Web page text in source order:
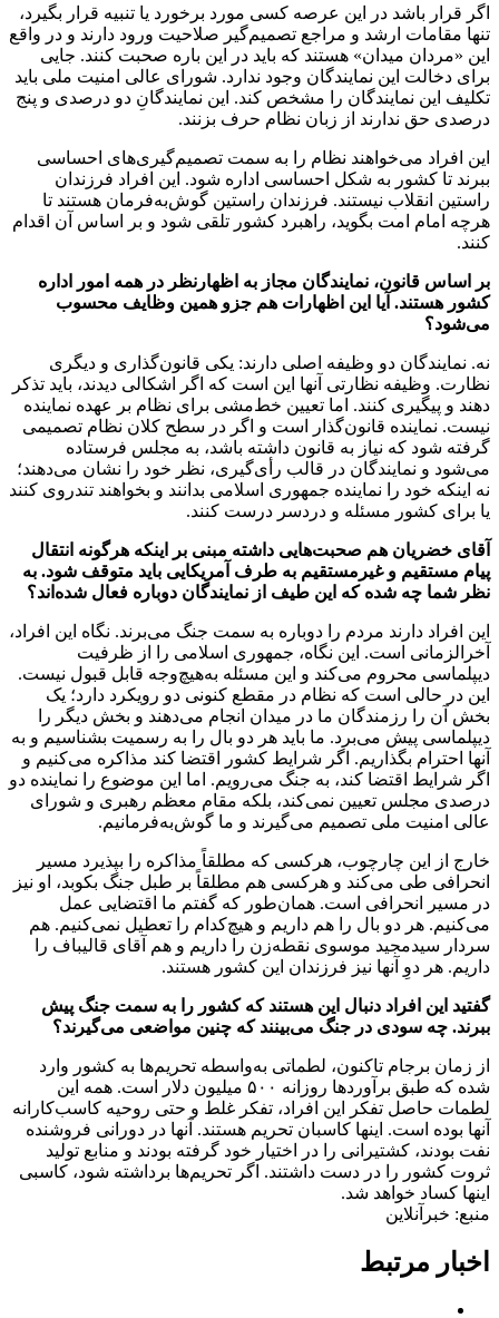
اگر قرار باشد در این عرصه کسی مورد برخورد یا تنبیه قرار بگیرد،
تنها مقامات ارشد و مراجع تصمیم‌گیر صلاحیت ورود دارند و در واقع
این «مردان میدان» هستند که باید در این باره صحبت کنند. جایی
برای دخالت این نمایندگان وجود ندارد. شورای عالی امنیت ملی باید
تکلیف این نمایندگان را مشخص کند. این نمایندگانِ دو درصدی و پنج
درصدی حق ندارند از زبان نظام حرف بزنند.
این افراد می‌خواهند نظام را به سمت تصمیم‌گیری‌های احساسی
ببرند تا کشور به شکل احساسی اداره شود. این افراد فرزندان
راستین انقلاب نیستند. فرزندان راستین گوش‌به‌فرمان هستند تا
هرچه امام امت بگوید، راهبرد کشور تلقی شود و بر اساس آن اقدام
کنند.
بر اساس قانون، نمایندگان مجاز به اظهارنظر در همه امور اداره
کشور هستند. آیا این اظهارات هم جزو همین وظایف محسوب
می‌شود؟
نه. نمایندگان دو وظیفه اصلی دارند: یکی قانون‌گذاری و دیگری
نظارت. وظیفه نظارتی آنها این است که اگر اشکالی دیدند، باید تذکر
دهند و پیگیری کنند. اما تعیین خط‌مشی برای نظام بر عهده نماینده
نیست. نماینده قانون‌گذار است و اگر در سطح کلان نظام تصمیمی
گرفته شود که نیاز به قانون داشته باشد، به مجلس فرستاده
می‌شود و نمایندگان در قالب رأی‌گیری، نظر خود را نشان می‌دهند؛
نه اینکه خود را نماینده جمهوری اسلامی بدانند و بخواهند تندروی کنند
یا برای کشور مسئله و دردسر درست کنند.
آقای خضریان هم صحبت‌هایی داشته مبنی بر اینکه هرگونه انتقال
پیام مستقیم و غیرمستقیم به طرف آمریکایی باید متوقف شود. به
نظر شما چه شده که این طیف از نمایندگان دوباره فعال شده‌اند؟
این افراد دارند مردم را دوباره به سمت جنگ می‌برند. نگاه این افراد،
آخرالزمانی است. این نگاه، جمهوری اسلامی را از ظرفیت
دیپلماسی محروم می‌کند و این مسئله به‌هیچ‌وجه قابل قبول نیست.
این در حالی است که نظام در مقطع کنونی دو رویکرد دارد؛ یک
بخش آن را رزمندگان ما در میدان انجام می‌دهند و بخش دیگر را
دیپلماسی پیش می‌برد. ما باید هر دو بال را به رسمیت بشناسیم و به
آنها احترام بگذاریم. اگر شرایط کشور اقتضا کند مذاکره می‌کنیم و
اگر شرایط اقتضا کند، به جنگ می‌رویم. اما این موضوع را نماینده دو
درصدی مجلس تعیین نمی‌کند، بلکه مقام معظم رهبری و شورای
عالی امنیت ملی تصمیم می‌گیرند و ما گوش‌به‌فرمانیم.
خارج از این چارچوب، هرکسی که مطلقاً مذاکره را بپذیرد مسیر
انحرافی طی می‌کند و هرکسی هم مطلقاً بر طبل جنگ بکوبد، او نیز
در مسیر انحرافی است. همان‌طور که گفتم ما اقتضایی عمل
می‌کنیم. هر دو بال را هم داریم و هیچ‌کدام را تعطیل نمی‌کنیم. هم
سردار سیدمجید موسوی نقطه‌زن را داریم و هم آقای قالیباف را
داریم. هر دوِ آنها نیز فرزندان این کشور هستند.
گفتید این افراد دنبال این هستند که کشور را به سمت جنگ پیش
ببرند. چه سودی در جنگ می‌بینند که چنین مواضعی می‌گیرند؟
از زمان برجام تاکنون، لطماتی به‌واسطه تحریم‌ها به کشور وارد
شده که طبق برآورد‌ها روزانه ۵۰۰ میلیون دلار است. همه این
لطمات حاصل تفکر این افراد، تفکر غلط و حتی روحیه کاسب‌کارانه
آنها بوده است. اینها کاسبان تحریم هستند. آنها در دورانی فروشنده
نفت بودند، کشتیرانی را در اختیار خود گرفته بودند و منابع تولید
ثروت کشور را در دست داشتند. اگر تحریم‌ها برداشته شود، کاسبی
اینها کساد خواهد شد.
منبع: خبرآنلاین
اخبار مرتبط